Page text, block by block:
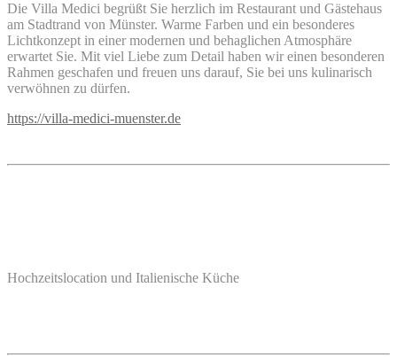
Die Villa Medici begrüßt Sie herzlich im Restaurant und Gästehaus
am Stadtrand von Münster. Warme Farben und ein besonderes
Lichtkonzept in einer modernen und behaglichen Atmosphäre
erwartet Sie. Mit viel Liebe zum Detail haben wir einen besonderen
Rahmen geschafen und freuen uns darauf, Sie bei uns kulinarisch
verwöhnen zu dürfen.
https://villa-medici-muenster.de
Hochzeitslocation und Italienische Küche